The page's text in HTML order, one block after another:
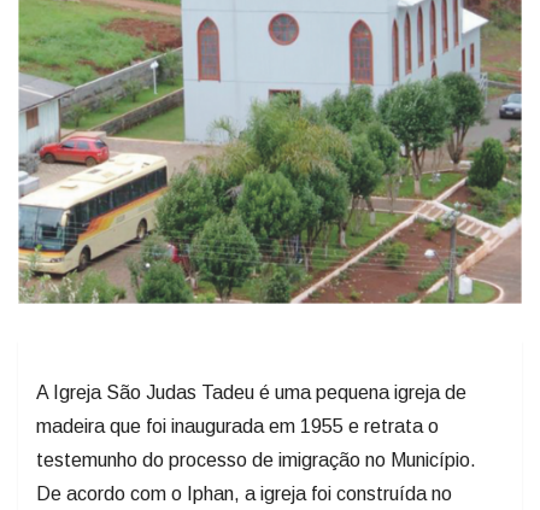
A Igreja São Judas Tadeu é uma pequena igreja de
madeira que foi inaugurada em 1955 e retrata o
testemunho do processo de imigração no Município.
De acordo com o Iphan, a igreja foi construída no